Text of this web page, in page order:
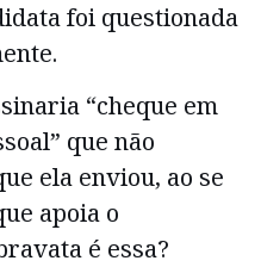
foi questionada
“cheque em
que não
ela enviou, ao se
apoia o
é essa?